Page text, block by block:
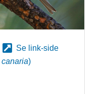
Se link-side
)